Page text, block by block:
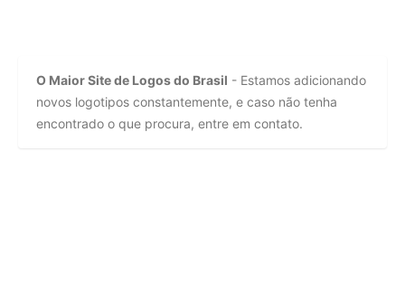
O Maior Site de Logos do Brasil - Estamos adicionando
novos logotipos constantemente, e caso não tenha
encontrado o que procura, entre em contato.